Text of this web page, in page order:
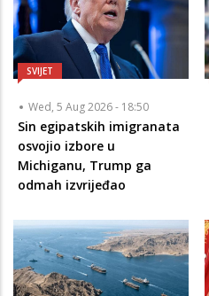
SVIJET
Wed, 5 Aug 2026 - 18:50
Sin egipatskih imigranata
osvojio izbore u
Michiganu, Trump ga
odmah izvrijeđao